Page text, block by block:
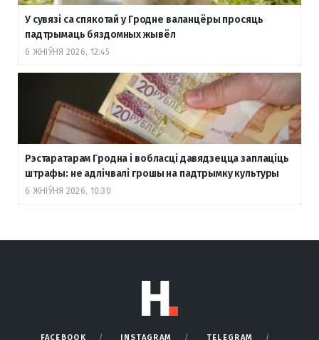
У сувязі са спякотай у Гродне валанцёры просяць
падтрымаць бяздомных жывёл
6 ЖНІЎНЯ 2026, 12:45
Рэстаратарам Гродна і вобласці давядзецца заплаціць
штрафы: не адлічвалі грошы на падтрымку культуры
6 ЖНІЎНЯ 2026, 10:30
FACEBOOK INSTAGRAM TELEGRAM